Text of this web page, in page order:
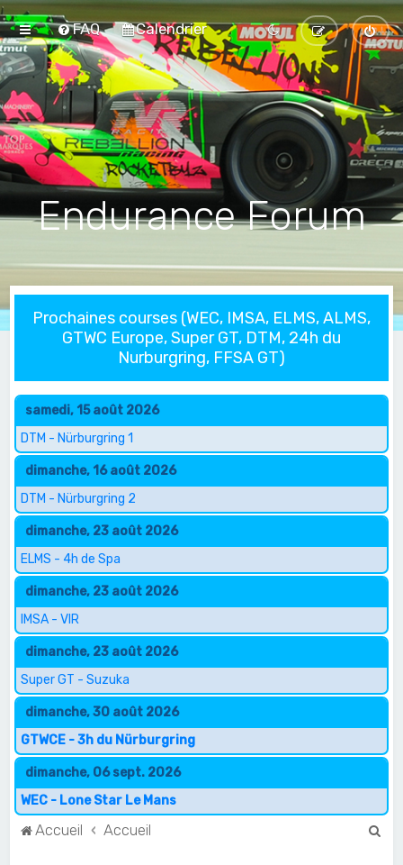
FAQ Calendrier
Endurance Forum
Prochaines courses (WEC, IMSA, ELMS, ALMS,
GTWC Europe, Super GT, DTM, 24h du
Nurburgring, FFSA GT)
samedi, 15 août 2026
DTM - Nürburgring 1
dimanche, 16 août 2026
DTM - Nürburgring 2
dimanche, 23 août 2026
ELMS - 4h de Spa
dimanche, 23 août 2026
IMSA - VIR
dimanche, 23 août 2026
Super GT - Suzuka
dimanche, 30 août 2026
GTWCE - 3h du Nürburgring
dimanche, 06 sept. 2026
WEC - Lone Star Le Mans
Accueil Accueil